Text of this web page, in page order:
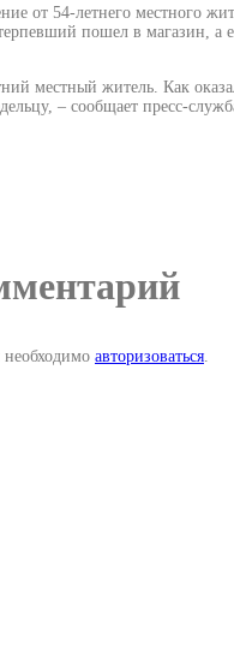
от 54-летнего местного
пошел в магазин, а
местный житель. Как
– сообщает пресс-
авторизоваться